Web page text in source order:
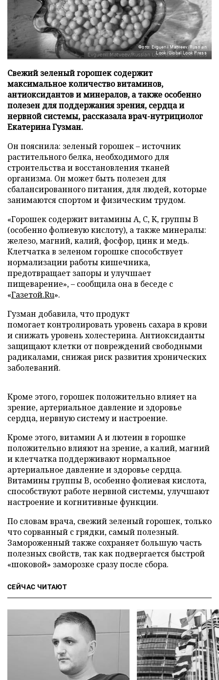
Фото: Evguenii Matveev/Russian
Look/Global Look Press
Свежий зеленый горошек содержит
максимальное количество витаминов,
антиоксидантов и минералов, а также особенно
полезен для поддержания зрения, сердца и
нервной системы, рассказала врач-нутрициолог
Екатерина Гузман.
Он пояснила: зеленый горошек – источник
растительного белка, необходимого для
строительства и восстановления тканей
организма. Он может быть полезен для
сбалансированного питания, для людей, которые
занимаются спортом и физическим трудом.
«Горошек содержит витамины A, C, K, группы B
(особенно фолиевую кислоту), а также минералы:
железо, магний, калий, фосфор, цинк и медь.
Клетчатка в зеленом горошке способствует
нормализации работы кишечника,
предотвращает запоры и улучшает
пищеварение», – сообщила она в беседе с
«Газетой.Ru».
Гузман добавила, что продукт
помогает контролировать уровень сахара в крови
и снижать уровень холестерина. Антиоксиданты
защищают клетки от повреждений свободными
радикалами, снижая риск развития хронических
заболеваний.
Кроме этого, горошек положительно влияет на
зрение, артериальное давление и здоровье
сердца, нервную систему и настроение.
Кроме этого, витамин А и лютеин в горошке
положительно влияют на зрение, а калий, магний
и клетчатка поддерживают нормальное
артериальное давление и здоровье сердца.
Витамины группы B, особенно фолиевая кислота,
способствуют работе нервной системы, улучшают
настроение и когнитивные функции.
По словам врача, свежий зеленый горошек, только
что сорванный с грядки, самый полезный.
Замороженный также сохраняет большую часть
полезных свойств, так как подвергается быстрой
«шоковой» заморозке сразу после сбора.
СЕЙЧАС ЧИТАЮТ